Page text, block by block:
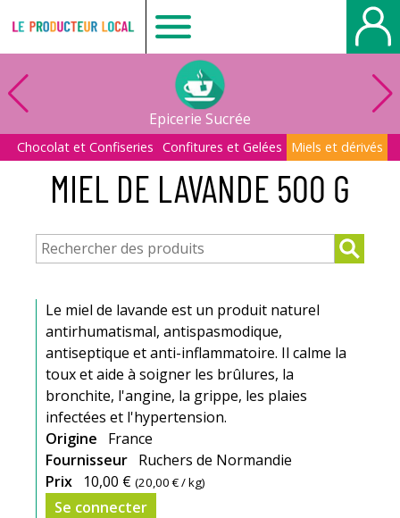
Le
producteur
local
-
Le
Epicerie Sucrée
Chocolat et Confiseries Confitures et Gelées Miels et dérivés
MIEL DE LAVANDE 500 G
Le miel de lavande est un produit naturel
antirhumatismal, antispasmodique,
antiseptique et anti-inflammatoire. Il calme la
toux et aide à soigner les brûlures, la
bronchite, l'angine, la grippe, les plaies
infectées et l'hypertension.
Origine
France
Fournisseur Ruchers de Normandie
Prix
10,00 € (20,00 €/ kg)
Se connecter